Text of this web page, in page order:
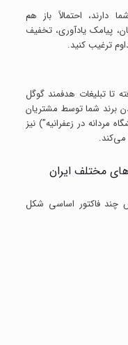
دارند، احتمالاً باز هم
پیامک یادآوری، تخفیف
ترغیب کنید.
تا تبلیغات هدفمند گوگل
برند شما توسط مشتریان
در زعفرانیه”) نیز
مختلف ایران
چند فاکتور اساسی شکل